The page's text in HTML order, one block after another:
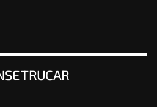
TRUCAR